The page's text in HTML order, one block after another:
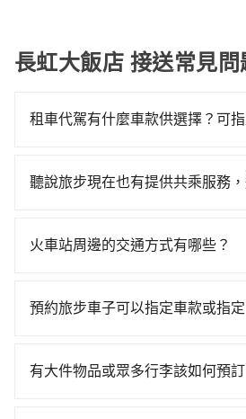
長虹大飯店 接送常見問
租車代駕有什麼車款供選擇？可
型車為主，車款品牌以豐田
車，百分百無菸車，乘客均有最高
聽說旅步現在也有提供共乘服務
保證出車的共乘服務，不用再擔心
火車站周邊的交通方式有哪些？
方式： 公車或客運：乘坐公車或
達或離開火車站，快捷便利。 包
預約旅步車子可以指定車款或指
款及司機服務。但如果您有特別需
有大件物品或眾多行李該如何預訂